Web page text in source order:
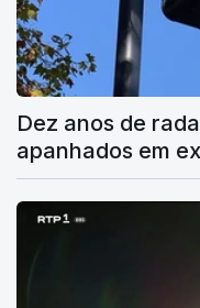
Dez anos de
apanhados em